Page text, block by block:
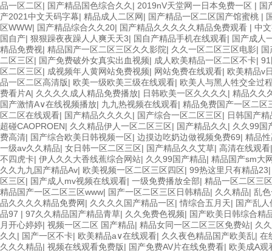
品一区二区| 国产精品国色综合久久 | 2019nV天堂网一日本免费一区 | 国
产2021中文天码字幕| 精品成人二区网| 国产精品一区二区国产馆蜜桃 |
区WWW| 国产精品综合久久20| 国产精品久久久久久精品免费观看 | 中
国自产| 狠狠躁夜夜躁人人爽天天3| 国自产精品手机在线观看| 国产成人
精品免费视| 精品国产一区二区三区久久影院| 久久一区二区三区电影|
二区三区| 国产免费破外女真实出血视频| 成人欧美精品一区二区不卡|
区二区三区| 成视频年人黄网站免费视频| 网站免费在线观看| 欧美精品v
品一区二区高清版| 欧美一级欧美三级在线观看| 欧美人与黑人牲交全过
费看片A| 久久久久成人精品免费播放| 日韩欧美一区久久久久 | 精品久久
国产激情A∨在线视频播放| 九九热视频在线观看| 精品免费国产一区二区
区二区在线观看| 国产精品久久久久 | 国产综合一区二区三区| 日韩国产
超碰CAOPROEN| 久久精品伊人一区二区三区| 国产精品久久 | 久久99国
费高清| 国产综合欧美日韩视频一区| 边摸边吃奶边做视频免费69| 精品
一级av久久精品| 女日韩一区二区三区| 国产精品久久艾草| 高清在线观看
不四虎卡| 伊人久久大香线蕉综合网站| 久久99国产精品| 精品国产sm大
久久九九国产精品Av| 欧美视频一区二区三区四区| 99热这里只有精品23
区三区| 国产成人mv视频在线观看| 一级免费播放全部| 精品一区二区三
精品国产一区二区三区www| 国产一区二区三区日韩精品| 久久精品| 乱
品久久久久精品免费网| 久久久久国产精品一区|情综合五月天| 国产乱
品97 | 97久久精品国产精品青草| 久久免费色视频| 国产欧美日韩综合精
月开心婷婷| 视频一区二区 国产精品| 精品女同一区二区三区免费站| 久
久久 | 国产一区不卡| 欧美精品a∨在线观看| 久久夜色精品国产欧美乱| 在
久久久精品| 视频在线观看免费版| 国产免费AV片在线免费看| 欧美成A观